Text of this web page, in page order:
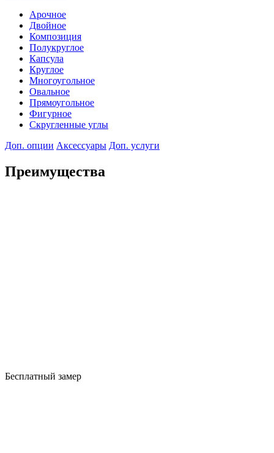
Арочное
Двойное
Композиция
Полукруглое
Капсула
Круглое
Многоугольное
Овальное
Прямоугольное
Фигурное
Скругленные углы
Доп. опции Аксессуары Доп. услуги
Преимущества
Бесплатный замер